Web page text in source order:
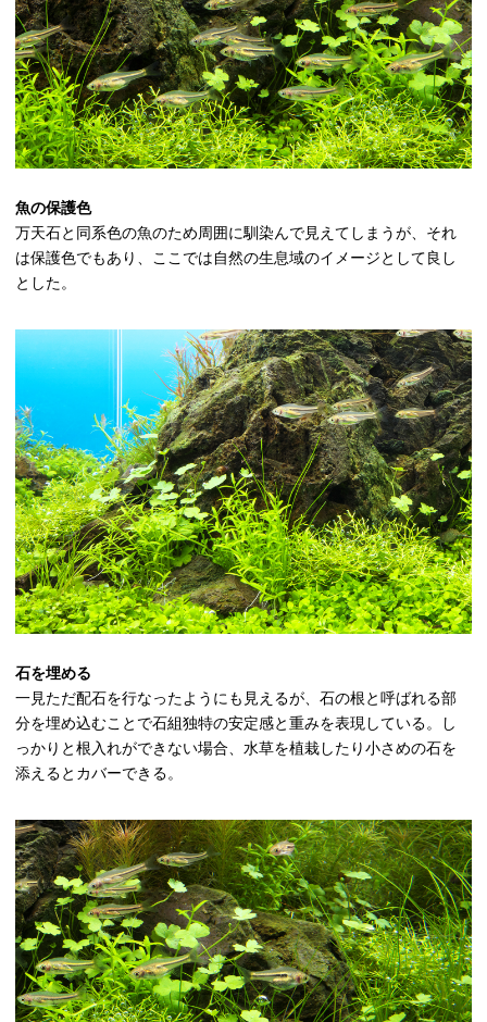
魚の保護色
万天石と同系色の魚のため周囲に馴染んで見えてしまうが、それ
は保護色でもあり、ここでは自然の生息域のイメージとして良し
とした。
石を埋める
一見ただ配石を行なったようにも見えるが、石の根と呼ばれる部
分を埋め込むことで石組独特の安定感と重みを表現している。し
っかりと根入れができない場合、水草を植栽したり小さめの石を
添えるとカバーできる。